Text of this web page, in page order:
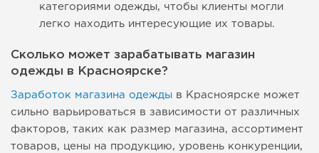
категориями одежды, чтобы клиенты могли
легко находить интересующие их товары.
Сколько может зарабатывать магазин
одежды в Красноярске?
Заработок магазина одежды в Красноярске может
сильно варьироваться в зависимости от различных
факторов, таких как размер магазина, ассортимент
товаров, цены на продукцию, уровень конкуренции,